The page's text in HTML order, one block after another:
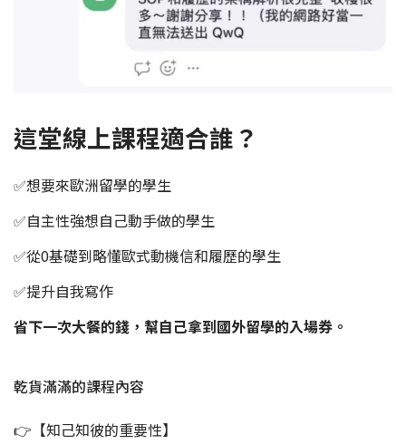
這堂線上課程適合誰？
✅想要來歐洲留學的學生
✅自主性強想自己動手做的學生
✅從0基礎到略懂歐式動機信和履歷的學生
✅提升自我寫作
省下一次大餐的錢，幫自己拿到國外留學的入場券。
乾貨滿滿的課程內容
👉【知己知彼的重要性】